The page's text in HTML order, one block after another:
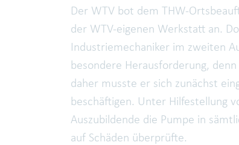
Der WTV bot dem THW-
der WTV-eigenen Werkstatt an.
Industriemechaniker im zweiten
besondere Herausforderung,
daher musste er sich zunächst
beschäftigen. Unter Hilfestellung
Auszubildende die Pumpe in
auf Schäden überprüfte.